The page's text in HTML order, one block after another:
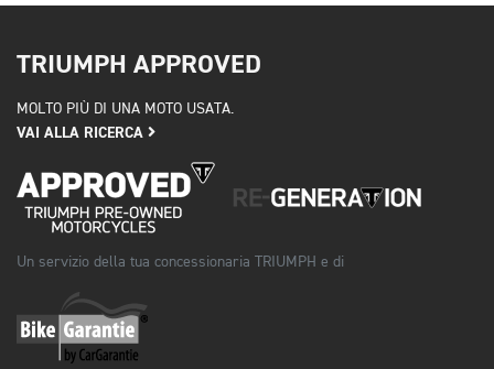
TRIUMPH APPROVED
MOLTO PIÙ DI UNA MOTO USATA.
VAI ALLA RICERCA
Un servizio della tua concessionaria TRIUMPH e di